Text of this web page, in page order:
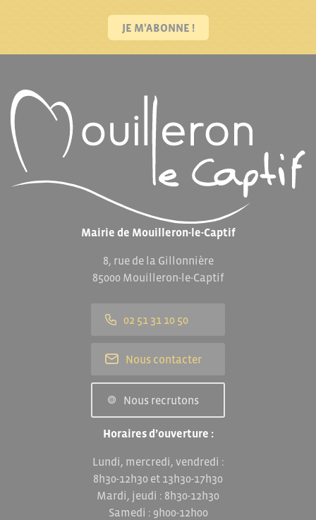
JE M'ABONNE !
Mairie de Mouilleron-le-Captif
8, rue de la Gillonnière
85000 Mouilleron-le-Captif
02 51 31 10 50
Nous contacter
Nous recrutons
Horaires d’ouverture :
Lundi, mercredi, vendredi :
8h30-12h30 et 13h30-17h30
Mardi, jeudi : 8h30-12h30
Samedi : 9h00-12h00